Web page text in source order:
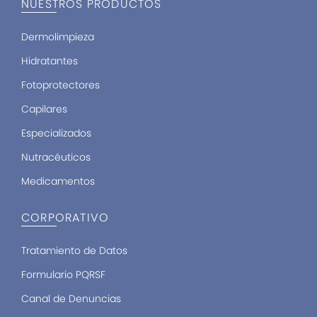
NUESTROS PRODUCTOS
Dermolimpieza
Hidratantes
Fotoprotectores
Capilares
Especializados
Nutracéuticos
Medicamentos
CORPORATIVO
Tratamiento de Datos
Formulario PQRSF
Canal de Denuncias